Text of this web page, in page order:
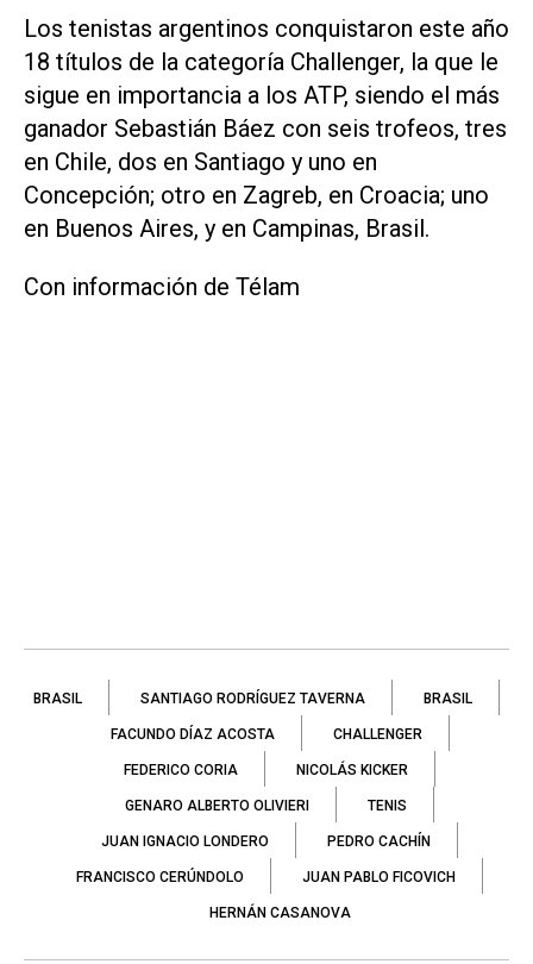
Los tenistas argentinos conquistaron este año
18 títulos de la categoría Challenger, la que le
sigue en importancia a los ATP, siendo el más
ganador Sebastián Báez con seis trofeos, tres
en Chile, dos en Santiago y uno en
Concepción; otro en Zagreb, en Croacia; uno
en Buenos Aires, y en Campinas, Brasil.
Con información de Télam
BRASIL SANTIAGO RODRÍGUEZ TAVERNA BRASIL
FACUNDO DÍAZ ACOSTA CHALLENGER
FEDERICO CORIA NICOLÁS KICKER
GENARO ALBERTO OLIVIERI TENIS
JUAN IGNACIO LONDERO PEDRO CACHÍN
FRANCISCO CERÚNDOLO JUAN PABLO FICOVICH
HERNÁN CASANOVA